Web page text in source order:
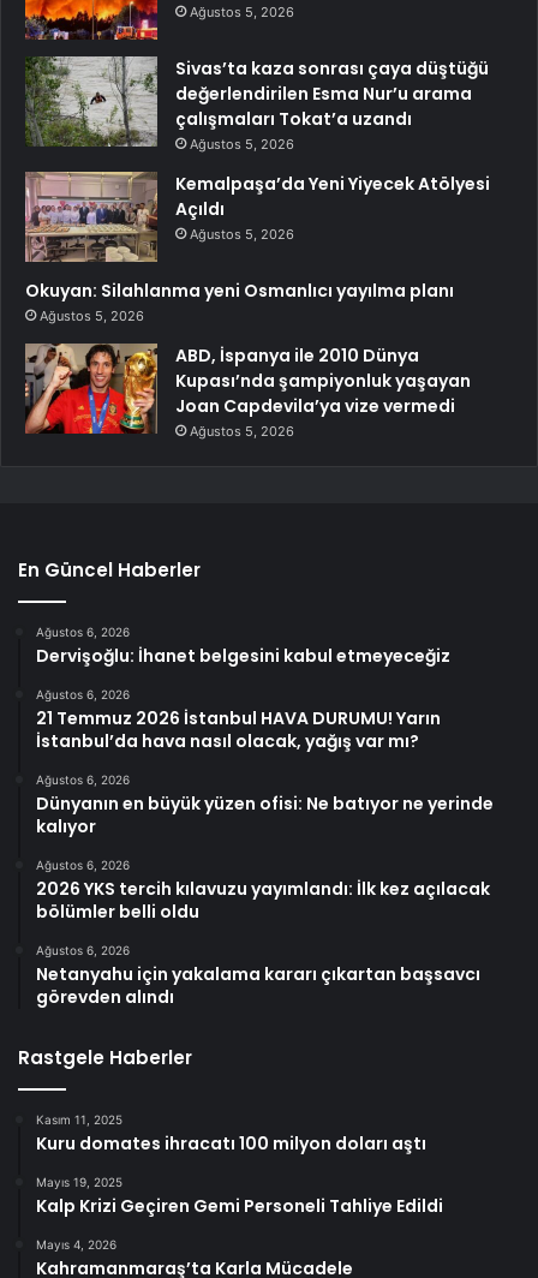
Ağustos 5, 2026
Sivas’ta kaza sonrası çaya düştüğü
değerlendirilen Esma Nur’u arama
çalışmaları Tokat’a uzandı
Ağustos 5, 2026
Kemalpaşa’da Yeni Yiyecek Atölyesi
Açıldı
Ağustos 5, 2026
Okuyan: Silahlanma yeni Osmanlıcı yayılma planı
Ağustos 5, 2026
ABD, İspanya ile 2010 Dünya
Kupası’nda şampiyonluk yaşayan
Joan Capdevila’ya vize vermedi
Ağustos 5, 2026
En Güncel Haberler
Ağustos 6, 2026
Dervişoğlu: İhanet belgesini kabul etmeyeceğiz
Ağustos 6, 2026
21 Temmuz 2026 İstanbul HAVA DURUMU! Yarın
İstanbul’da hava nasıl olacak, yağış var mı?
Ağustos 6, 2026
Dünyanın en büyük yüzen ofisi: Ne batıyor ne yerinde
kalıyor
Ağustos 6, 2026
2026 YKS tercih kılavuzu yayımlandı: İlk kez açılacak
bölümler belli oldu
Ağustos 6, 2026
Netanyahu için yakalama kararı çıkartan başsavcı
görevden alındı
Rastgele Haberler
Kasım 11, 2025
Kuru domates ihracatı 100 milyon doları aştı
Mayıs 19, 2025
Kalp Krizi Geçiren Gemi Personeli Tahliye Edildi
Mayıs 4, 2026
Kahramanmaraş’ta Karla Mücadele